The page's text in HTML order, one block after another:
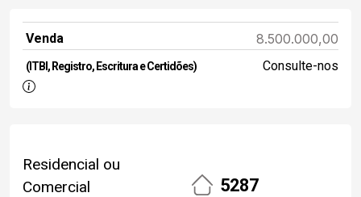
Venda 8.500.000,00
(ITBI, Registro, Escritura e Certidões) Consulte-nos
Residencial ou
Comercial
5287